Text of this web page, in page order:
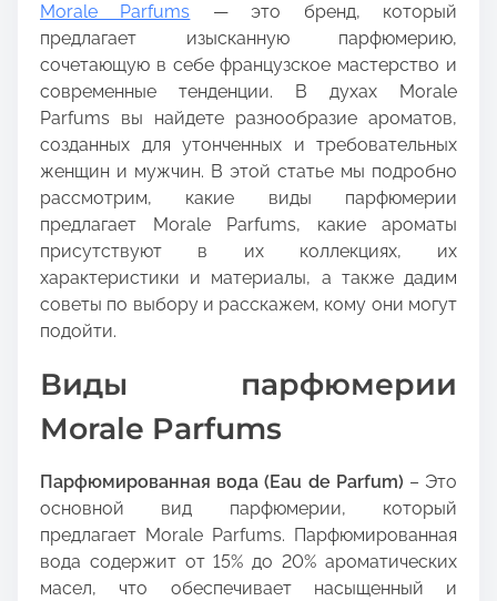
i
s
p
o
s
t
o
n
:
Morale Parfums — это бренд, который
предлагает изысканную парфюмерию,
сочетающую в себе французское мастерство и
современные тенденции. В духах Morale
Parfums вы найдете разнообразие ароматов,
созданных для утонченных и требовательных
женщин и мужчин. В этой статье мы подробно
рассмотрим, какие виды парфюмерии
предлагает Morale Parfums, какие ароматы
присутствуют в их коллекциях, их
характеристики и материалы, а также дадим
советы по выбору и расскажем, кому они могут
подойти.
Виды парфюмерии
Morale Parfums
Парфюмированная вода (Eau de Parfum) – Это
основной вид парфюмерии, который
предлагает Morale Parfums. Парфюмированная
вода содержит от 15% до 20% ароматических
масел, что обеспечивает насыщенный и